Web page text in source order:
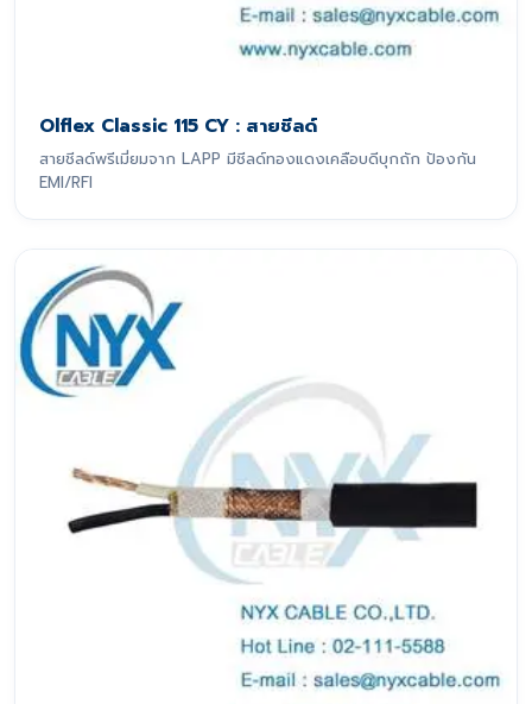
Olflex Classic 115 CY : สายชีลด์
สายชีลด์พรีเมี่ยมจาก LAPP มีชีลด์ทองแดงเคลือบดีบุกถัก ป้องกัน
EMI/RFI